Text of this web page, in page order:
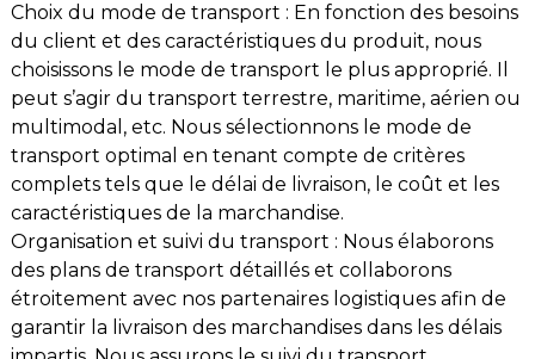
Choix du mode de transport : En fonction des besoins
du client et des caractéristiques du produit, nous
choisissons le mode de transport le plus approprié. Il
peut s’agir du transport terrestre, maritime, aérien ou
multimodal, etc. Nous sélectionnons le mode de
transport optimal en tenant compte de critères
complets tels que le délai de livraison, le coût et les
caractéristiques de la marchandise.
Organisation et suivi du transport : Nous élaborons
des plans de transport détaillés et collaborons
étroitement avec nos partenaires logistiques afin de
garantir la livraison des marchandises dans les délais